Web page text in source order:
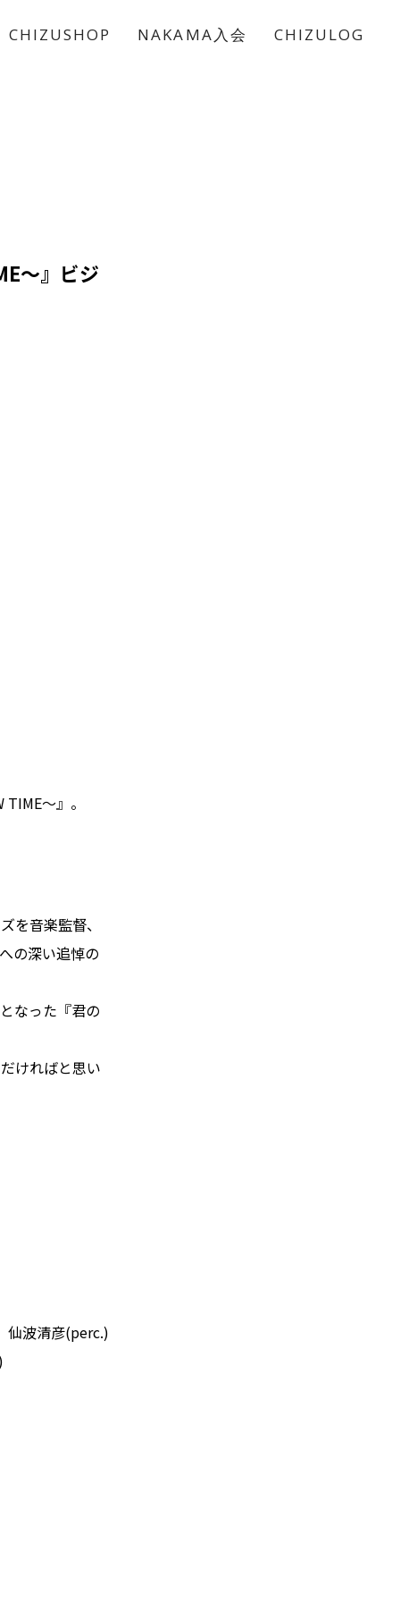
CHIZUSHOP NAKAMA入会 CHIZULOG
～』ビジ
～』。
を音楽監督、
の深い追悼の
なった『君の
ければと思い
波清彦(perc.)